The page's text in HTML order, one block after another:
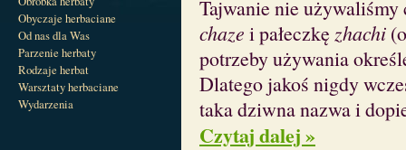
Obyczaje herbaciane
Od nas dla Was
Parzenie herbaty
Rodzaje herbat
Warsztaty herbaciane
Wydarzenia
Tajwanie nie używaliśmy
chaze i pałeczkęzhachi
potrzeby używania
Dlatego jakoś nigdy
taka dziwna nazwa i
Czytaj dalej »